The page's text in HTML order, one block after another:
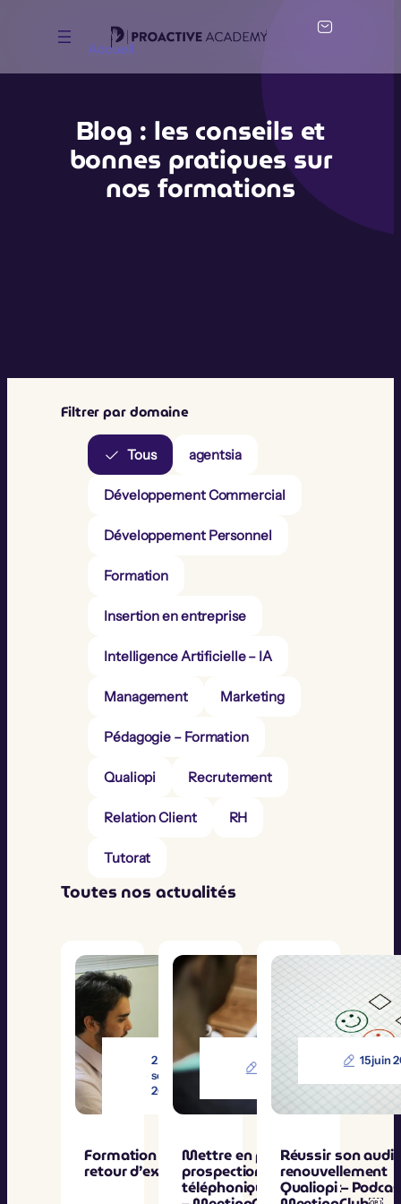
Accueil
Blog : les conseils et
bonnes pratiques sur
nos formations
Filtrer par domaine
Tous agentsia
Développement Commercial
Développement Personnel
Formation
Insertion en entreprise
Intelligence Artificielle – IA
Management Marketing
Pédagogie – Formation
Qualiopi Recrutement
Relation Client RH
Tutorat
Toutes nos actualités
2
septembre
2022
Formation Tuteur :
retour d’expériences
29 juin
Mettre en place une
prospection
téléphonique – Podcast
15 juin
Réussir son
renouvellement
Qualiopi –